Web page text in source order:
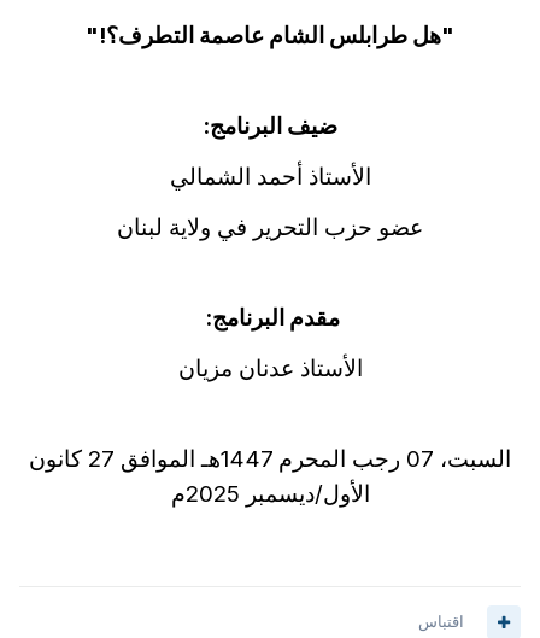
"هل طرابلس الشام عاصمة التطرف؟!"
ضيف البرنامج:
الأستاذ أحمد الشمالي
عضو حزب التحرير في ولاية لبنان
مقدم البرنامج:
الأستاذ عدنان مزيان
السبت، 07 رجب المحرم 1447هـ الموافق 27 كانون
الأول/ديسمبر 2025م
اقتباس